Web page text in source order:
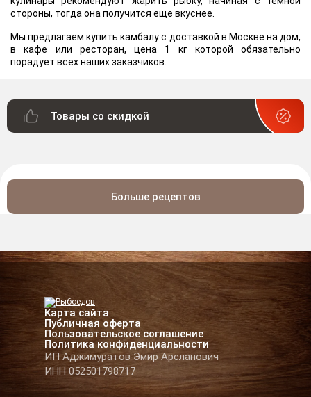
стороны, тогда она получится еще вкуснее.
Мы предлагаем купить камбалу с доставкой в Москве на дом,
в кафе или ресторан, цена 1 кг которой обязательно
порадует всех наших заказчиков.
Товары со скидкой
Больше рецептов
Карта сайта
Публичная оферта
Пользовательское соглашение
Политика конфиденциальности
ИП Аджимуратов Эмир Арсланович
ИНН 052501798717